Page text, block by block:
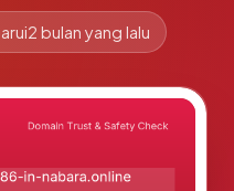
2 bulan yang lalu